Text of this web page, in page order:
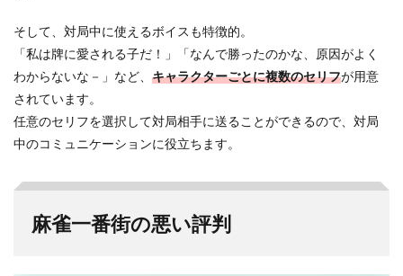
そして、対局中に使えるボイスも特徴的。
「私は牌に愛される子だ！」「なんで勝ったのかな、原因がよく
わからないな－」など、 キャラクターごとに複数のセリフが用意
されています。
任意のセリフを選択して対局相手に送ることができるので、対局
中のコミュニケーションに役立ちます。
麻雀一番街の悪い評判